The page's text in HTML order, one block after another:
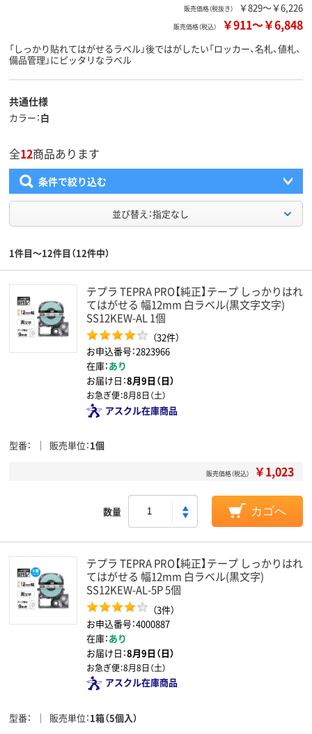
販売価格（税抜き） ￥829～￥6,226
販売価格（税込） ￥911～￥6,848
「しっかり貼れてはがせるラベル」後ではがしたい「ロッカー、名札、値札、
備品管理」にピッタリなラベル
共通仕様
カラー 白
全12商品あります
条件で絞り込む
並び替え：指定なし
1件目～12件目（12件中）
テプラ TEPRA PRO【純正】テープ しっかりはれ
てはがせる 幅12mm 白ラベル(黒文字文字)
SS12KEW-AL 1個
（32件）
お申込番号：2823966
在庫：あり
お届け日：8月9日（日）
お急ぎ便：8月8日（土）
アスクル在庫商品
型番 販売単位 1個
販売価格（税込） ￥1,023
数量 カゴへ
テプラ TEPRA PRO【純正】テープ しっかりはれ
てはがせる 幅12mm 白ラベル(黒文字)
SS12KEW-AL-5P 5個
（3件）
お申込番号：4000887
在庫：あり
お届け日：8月9日（日）
お急ぎ便：8月8日（土）
アスクル在庫商品
型番 販売単位 1箱（5個入）